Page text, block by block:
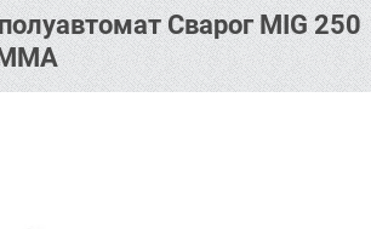
Сварог MIG 250
ММА